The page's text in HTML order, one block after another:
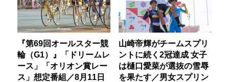
『第69回オールスター競
輪（G1）』「ドリームレ
ース」「オリオン賞レー
ス」想定番組／8月11日
山崎帝輝がチームスプリ
ントに続く2冠達成 女子
は樋口愛菜が選抜の雪辱
を果たす／男女スプリン